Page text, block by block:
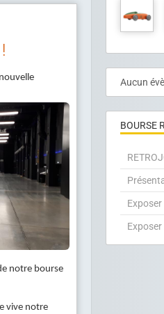
notre bourse
vive notre
Aucun
BOURSE